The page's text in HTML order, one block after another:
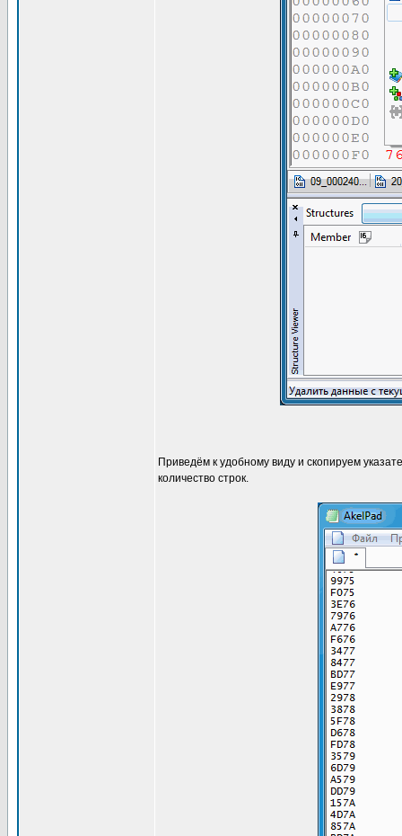
Приведём к удобному виду и скопируем
количество строк.